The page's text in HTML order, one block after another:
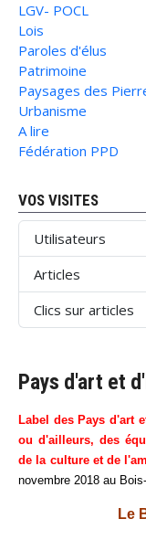
LGV- POCL
Lois
Paroles d'élus
Patrimoine
Paysages des
Urbanisme
A lire
Fédération PPD
VOS VISITES
Utilisateurs
Articles
Clics sur articles
Pays d'art et
Label des Pays d'art
ou d'ailleurs, des
de la culture et de
novembre 2018 au
Le